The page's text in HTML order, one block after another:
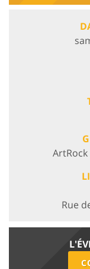
Rue